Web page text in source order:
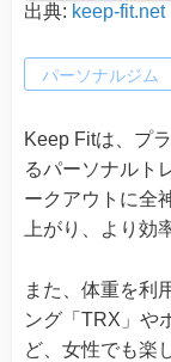
出典: keep-fit.net
パーソナルジム
Keep Fitは、プ
るパーソナルト
ークアウトに全
上がり、より効
また、体重を利
ング「TRX」や
ど、女性でも楽